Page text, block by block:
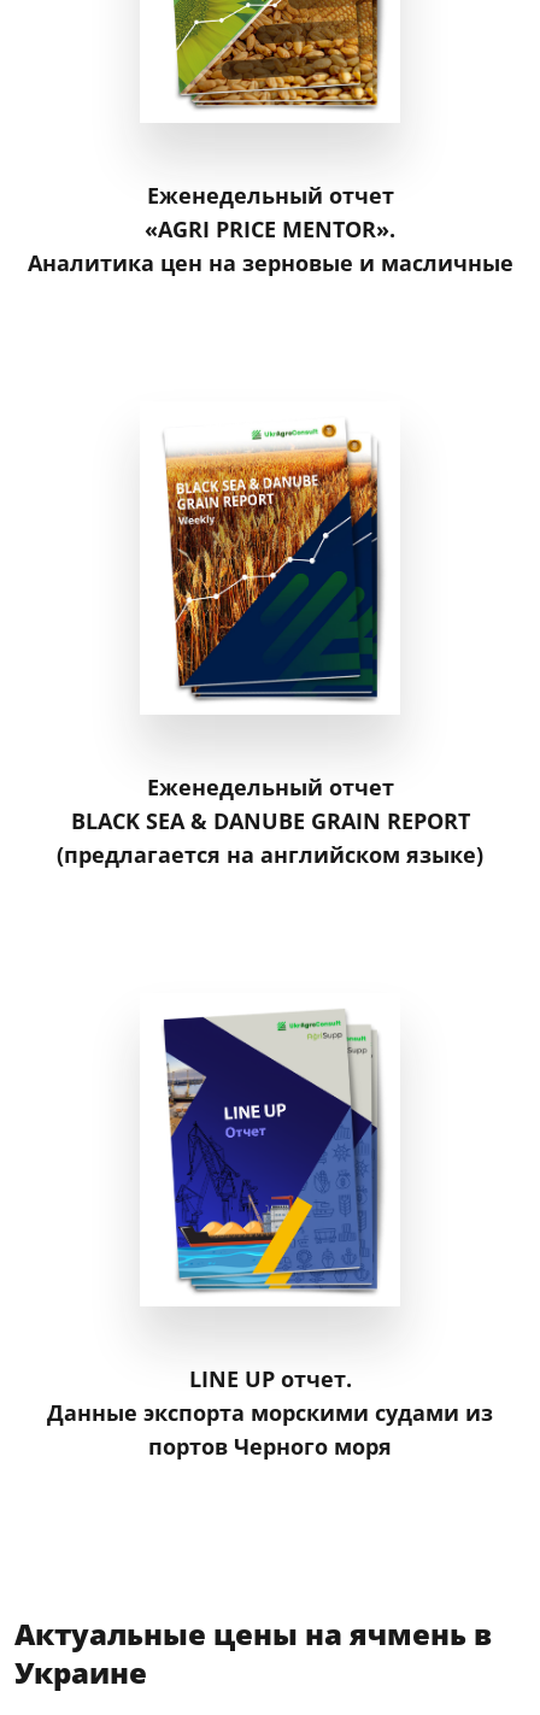
Еженедельный отчет
«AGRI PRICE MENTOR».
Аналитика цен на зерновые и масличные
Еженедельный отчет
BLACK SEA & DANUBE GRAIN REPORT
(предлагается на английском языке)
LINE UP отчет.
Данные экспорта морскими судами из
портов Черного моря
Актуальные цены на ячмень в
Украине